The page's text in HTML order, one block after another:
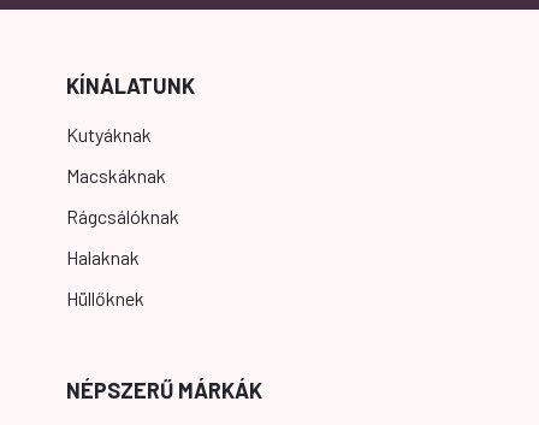
KÍNÁLATUNK
Kutyáknak
Macskáknak
Rágcsálóknak
Halaknak
Hüllőknek
NÉPSZERŰ MÁRKÁK